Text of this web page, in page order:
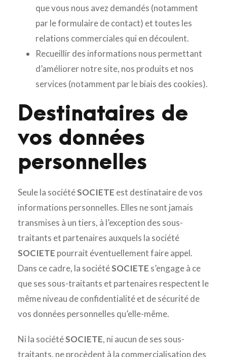
que vous nous avez demandés (notamment
par le formulaire de contact) et toutes les
relations commerciales qui en découlent.
Recueillir des informations nous permettant
d’améliorer notre site, nos produits et nos
services (notamment par le biais des cookies).
Destinataires de
vos données
personnelles
Seule la sociétéSOCIETE est destinataire de vos
informations personnelles. Elles ne sont jamais
transmises à un tiers, à l’exception des sous-
traitants et partenaires auxquels la société
SOCIETE pourrait éventuellement faire appel.
Dans ce cadre, la sociétéSOCIETE s’engage à ce
que ses sous-traitants et partenaires respectent le
même niveau de confidentialité et de sécurité de
vos données personnelles qu’elle-même.
Ni la sociétéSOCIETE, ni aucun de ses sous-
traitants, ne procèdent à la commercialisation des